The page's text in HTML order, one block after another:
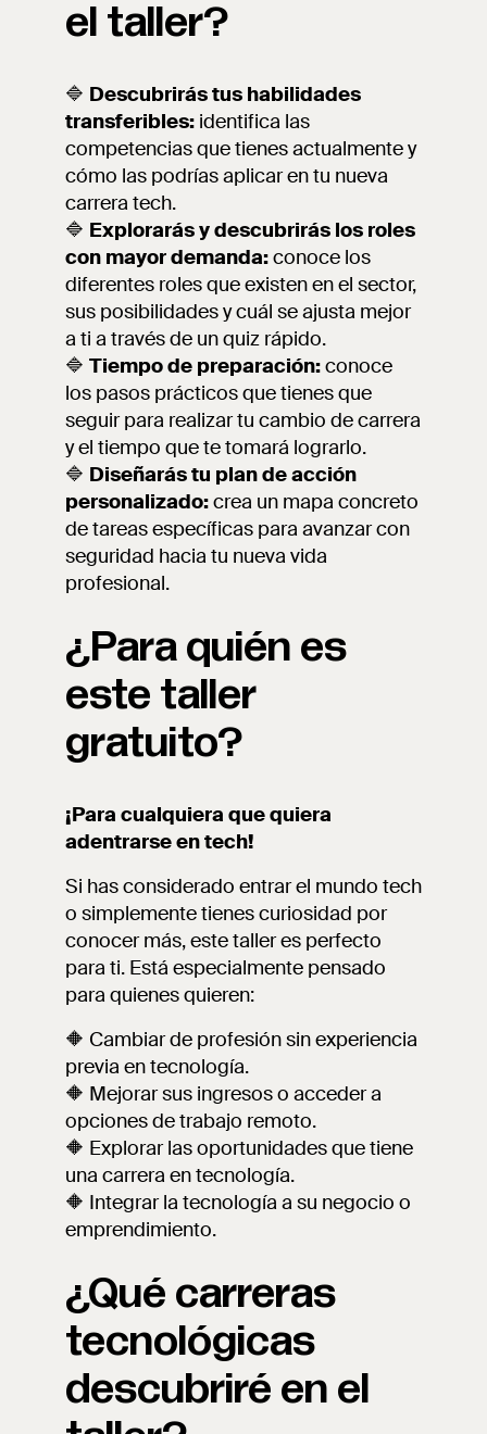
el taller?
🔷 Descubrirás tus habilidades
transferibles: identifica las
competencias que tienes actualmente y
cómo las podrías aplicar en tu nueva
carrera tech.
🔷 Explorarás y descubrirás los roles
con mayor demanda:conoce los
diferentes roles que existen en el sector,
sus posibilidades y cuál se ajusta mejor
a ti a través de un quiz rápido.
🔷 Tiempo de preparación:conoce
los pasos prácticos que tienes que
seguir para realizar tu cambio de carrera
y el tiempo que te tomará lograrlo.
🔷 Diseñarás tu plan de acción
personalizado:crea un mapa concreto
de tareas específicas para avanzar con
seguridad hacia tu nueva vida
profesional.
¿Para quién es
este taller
gratuito?
¡Para cualquiera que quiera
adentrarse en tech!
Si has considerado entrar el mundo tech
o simplemente tienes curiosidad por
conocer más, este taller es perfecto
para ti. Está especialmente pensado
para quienes quieren:
🔶 Cambiar de profesión sin experiencia
previa en tecnología.
🔶 Mejorar sus ingresos o acceder a
opciones de trabajo remoto.
🔶 Explorar las oportunidades que tiene
una carrera en tecnología.
🔶 Integrar la tecnología a su negocio o
emprendimiento.
¿Qué carreras
tecnológicas
descubriré en el